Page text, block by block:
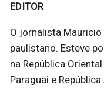
EDITOR
O jornalista
paulistano. Esteve
na República
Paraguai e